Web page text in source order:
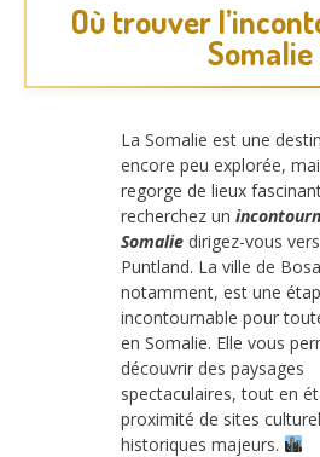
Où trouver
Somalie
La Somalie est une
encore peu explorée,
regorge de lieux
recherchez un
Somalie dirigez-vous
Puntland. La ville de
notamment, est une
incontournable pour
en Somalie. Elle vous
découvrir des paysages
spectaculaires, tout en
proximité de sites
historiques majeurs.